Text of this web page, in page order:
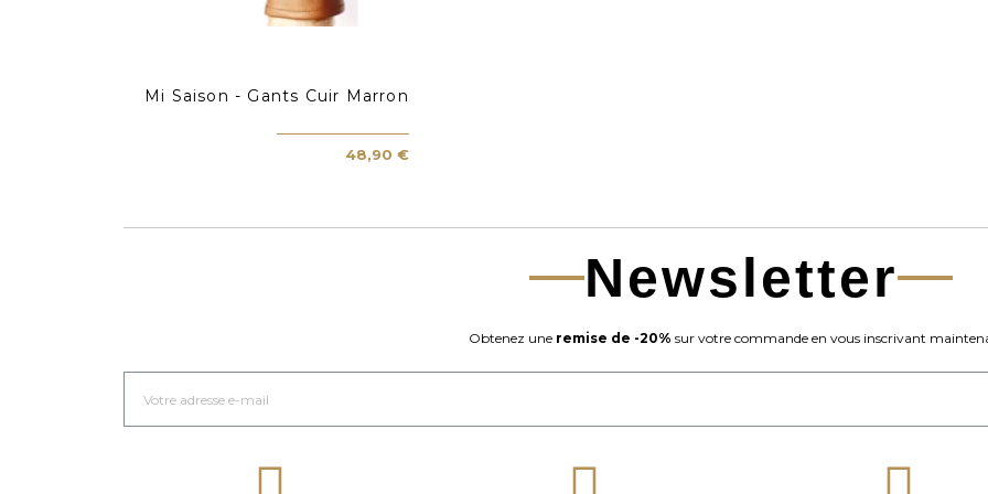
Mi Saison - Gants Cuir Marron
48,90 €
Newsletter
Obtenez une remise de -20% sur votre commande en vous inscrivant